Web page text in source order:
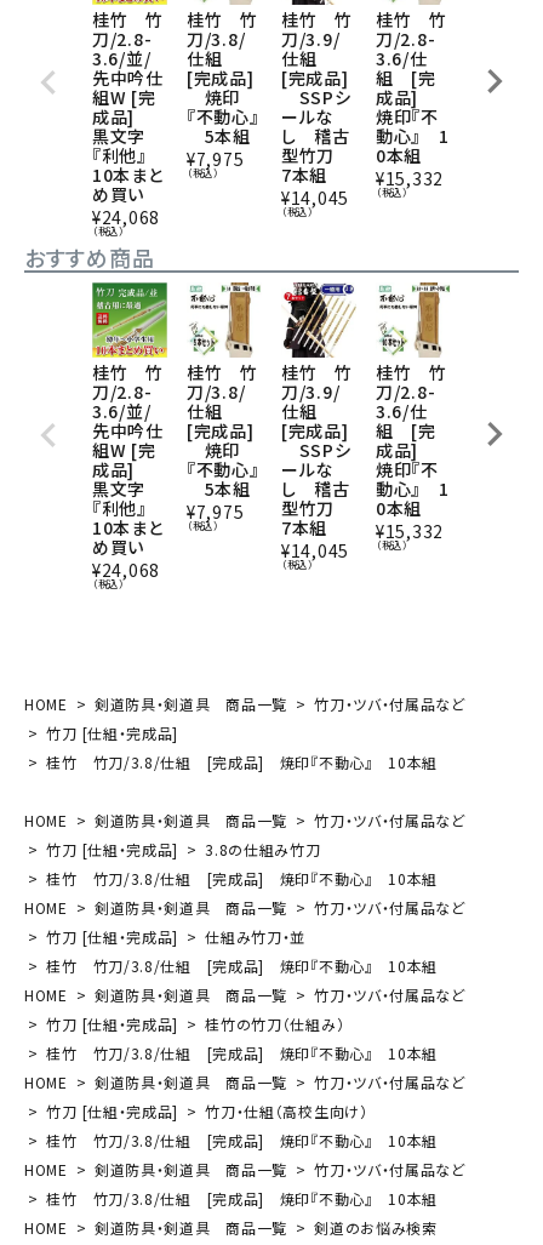
桂竹 竹
刀/2.8-
3.6/並/
先中吟仕
組W [完
成品]
黒文字
『利他』
10本まと
め買い
¥24,068
（税込）
桂竹 竹
刀/3.8/
仕組
[完成品]
焼印
『不動心』
5本組
¥7,975
（税込）
桂竹 竹
刀/3.9/
仕組
[完成品]
SSPシ
ールな
し 稽古
型竹刀
7本組
¥14,045
（税込）
桂竹 竹
刀/2.8-
3.6/仕
組 [完
成品]
焼印『不
動心』 1
0本組
¥15,332
（税込）
[完成品]
SSPシ
おすすめ商品
桂竹 竹
刀/2.8-
3.6/並/
先中吟仕
組W [完
成品]
黒文字
『利他』
10本まと
め買い
¥24,068
（税込）
桂竹 竹
刀/3.8/
仕組
[完成品]
焼印
『不動心』
5本組
¥7,975
（税込）
桂竹 竹
刀/3.9/
仕組
[完成品]
SSPシ
ールな
し 稽古
型竹刀
7本組
¥14,045
（税込）
桂竹 竹
刀/2.8-
3.6/仕
組 [完
成品]
焼印『不
動心』 1
0本組
¥15,332
（税込）
[完成品]
SSPシ
HOME 剣道防具・剣道具 商品一覧
竹刀・ツバ・付属品など
竹刀 [仕組・完成品]
桂竹 竹刀/3.8/仕組 [完成品] 焼印『不動心』 10本組
HOME 剣道防具・剣道具 商品一覧
竹刀・ツバ・付属品など
竹刀 [仕組・完成品]
3.8の仕組み竹刀
桂竹 竹刀/3.8/仕組 [完成品] 焼印『不動心』 10本組
HOME
剣道防具・剣道具 商品一覧
竹刀・ツバ・付属品など
竹刀 [仕組・完成品]
仕組み竹刀・並
桂竹 竹刀/3.8/仕組 [完成品] 焼印『不動心』 10本組
HOME
剣道防具・剣道具 商品一覧
竹刀・ツバ・付属品など
竹刀 [仕組・完成品]
桂竹の竹刀（仕組み）
桂竹 竹刀/3.8/仕組 [完成品] 焼印『不動心』 10本組
HOME
剣道防具・剣道具 商品一覧
竹刀・ツバ・付属品など
竹刀 [仕組・完成品]
竹刀・仕組（高校生向け）
桂竹 竹刀/3.8/仕組 [完成品] 焼印『不動心』 10本組
HOME
剣道防具・剣道具 商品一覧
竹刀・ツバ・付属品など
桂竹 竹刀/3.8/仕組 [完成品] 焼印『不動心』 10本組
HOME
剣道防具・剣道具 商品一覧
剣道のお悩み検索